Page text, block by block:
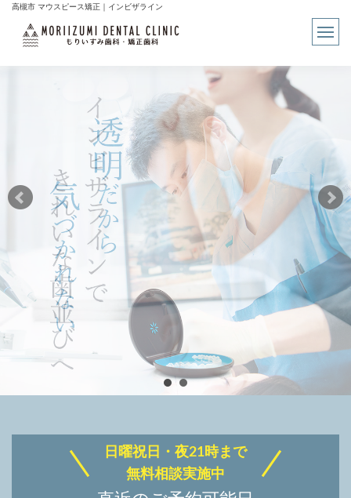
高槻市 マウスピース矯正｜インビザライン
日曜祝日・夜21時まで
無料相談実施中